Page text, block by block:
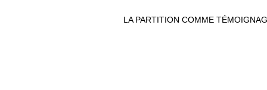
LA PARTITION COMME